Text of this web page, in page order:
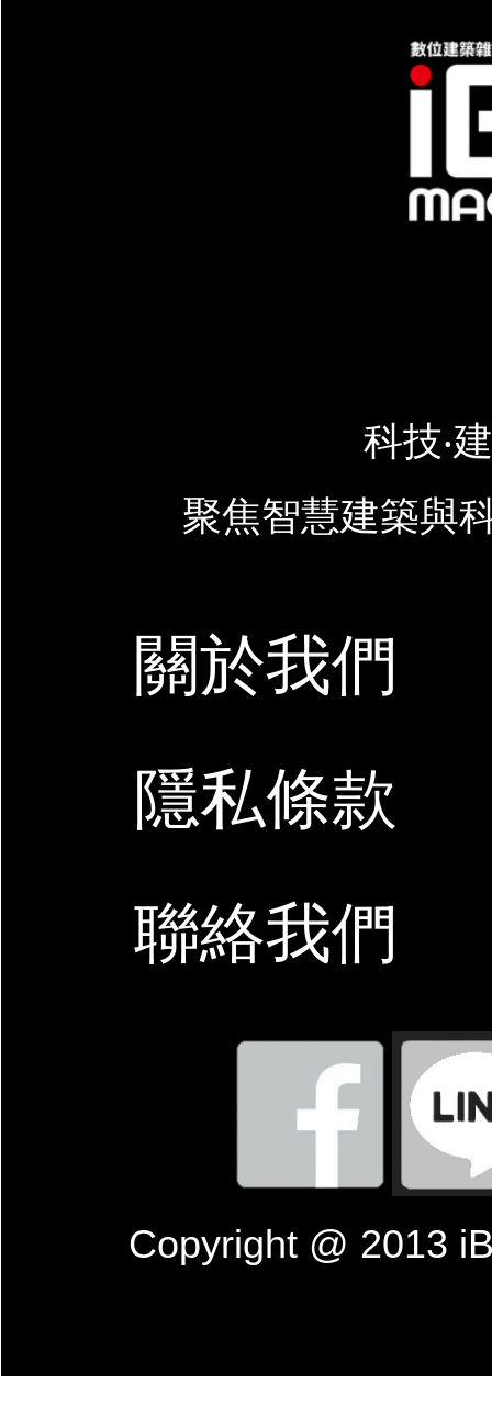
科技‧
聚焦智慧建築與
關於我們
隱私條款
聯絡我們
Copyright @ 2013